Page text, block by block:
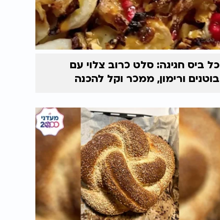
כל ביס חגיגה: סלט כרוב צלוי עם
בוטנים ורימון, ממכר וקל להכנה